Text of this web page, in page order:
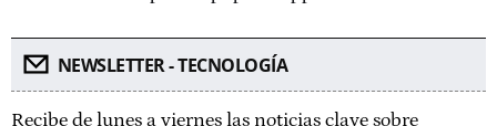
NEWSLETTER - TECNOLOGÍA
Recibe de lunes a viernes las noticias clave sobre